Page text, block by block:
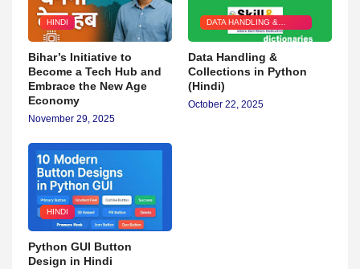
HINDI
Bihar’s Initiative to
Become a Tech Hub and
Embrace the New Age
Economy
November 29, 2025
DATA HANDLING &
COLLECTIONS IN
Data Handling &
Collections in Python
(Hindi)
October 22, 2025
HINDI
Python GUI Button
Design in Hindi